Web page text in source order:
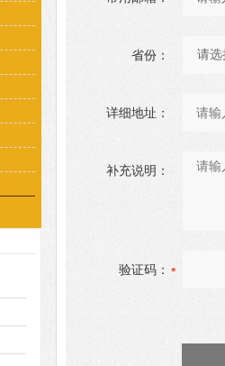
省份：
详细地址：
补充说明：
验证码：